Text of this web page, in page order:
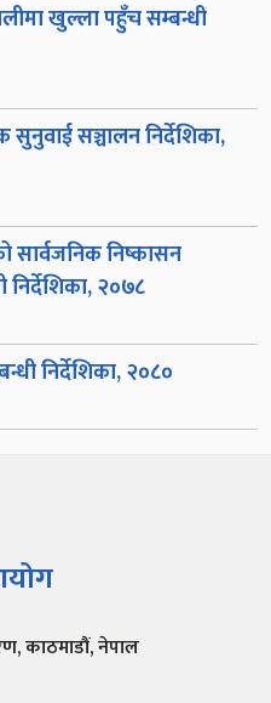
खुल्ला पहुँच सम्बन्धी
सञ्चालन निर्देशिका,
सार्वजनिक निष्कासन
निर्देशिका, २०७८
निर्देशिका, २०८०
काठमाडौं, नेपाल